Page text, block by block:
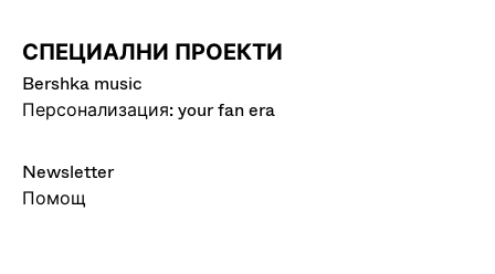
СПЕЦИАЛНИ ПРОЕКТИ
Bershka music
Персонализация: your fan era
Newsletter
Помощ